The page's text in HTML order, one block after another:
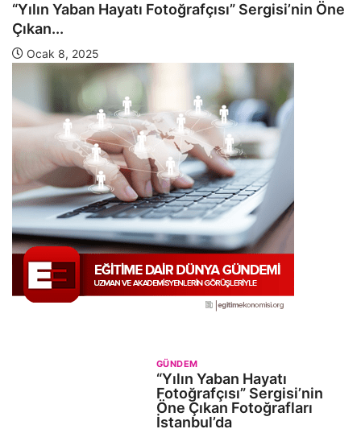
“Yılın Yaban Hayatı Fotoğrafçısı” Sergisi’nin Öne
Çıkan...
Ocak 8, 2025
GÜNDEM
“Yılın Yaban Hayatı
Fotoğrafçısı” Sergisi’nin
Öne Çıkan Fotoğrafları
İstanbul’da